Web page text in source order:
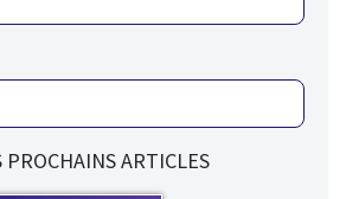
PROCHAINS ARTICLES